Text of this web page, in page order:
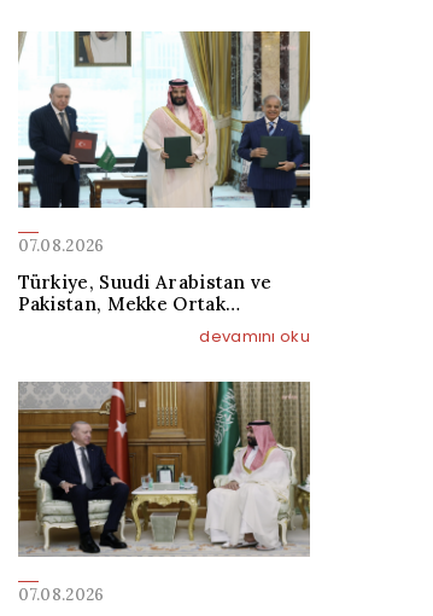
07.08.2026
Türkiye, Suudi Arabistan ve
Pakistan, Mekke Ortak
devamını oku
07.08.2026